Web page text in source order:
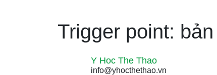
Trigger point:
Y Hoc The Thao
info@yhocthethao.vn